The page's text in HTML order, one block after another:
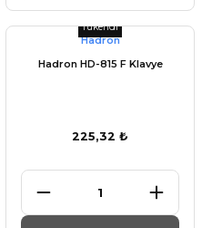
Tükendi
Hadron
Hadron HD-815 F Klavye
225,32 ₺